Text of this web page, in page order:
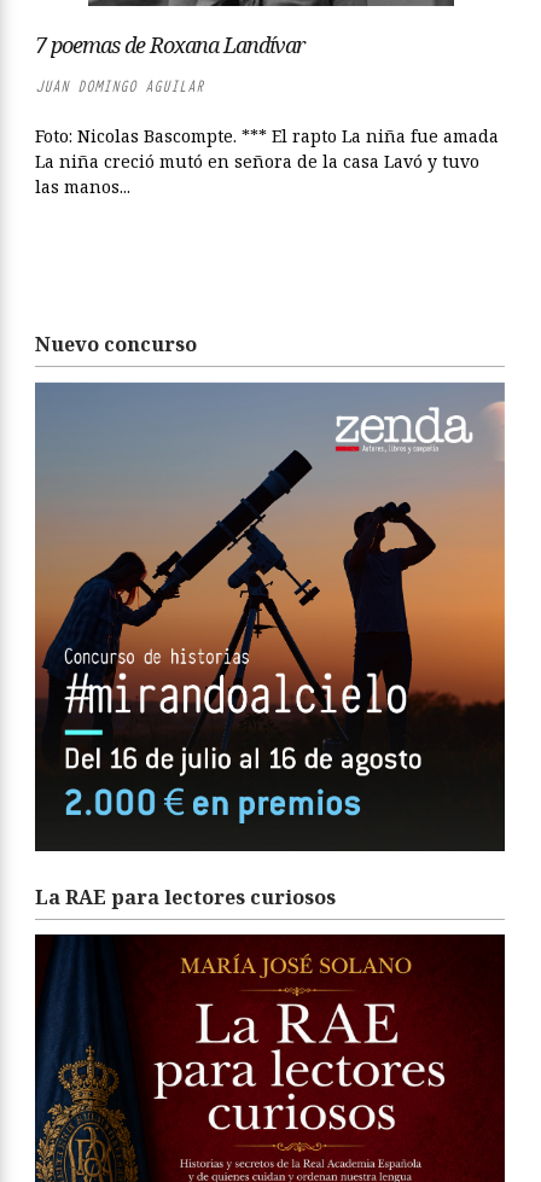
7 poemas de Roxana Landívar
JUAN DOMINGO AGUILAR
Foto: Nicolas Bascompte. *** El rapto La niña fue amada
La niña creció mutó en señora de la casa Lavó y tuvo
las manos...
Nuevo concurso
La RAE para lectores curiosos